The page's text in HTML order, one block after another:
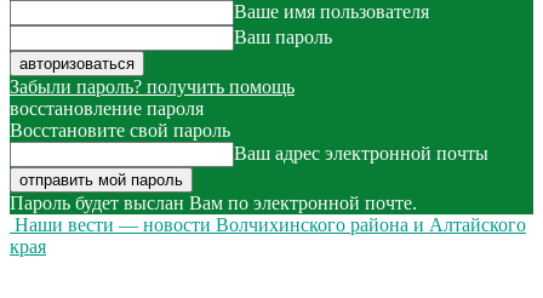
Ваше имя пользователя
Ваш пароль
Забыли пароль? получить помощь
восстановление пароля
Восстановите свой пароль
Ваш адрес электронной почты
Пароль будет выслан Вам по электронной почте.
Наши вести — новости Волчихинского района и Алтайского
края